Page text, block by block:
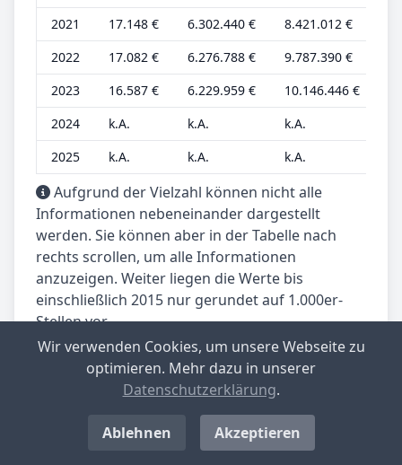
2021
17.148 € 6.302.440 € 8.421.012 €
2022
17.082 € 6.276.788 € 9.787.390 €
2023
16.587 € 6.229.959 € 10.146.446 €
2024
k.A. k.A. k.A.
2025
k.A. k.A. k.A.
Aufgrund der Vielzahl können nicht alle
Informationen nebeneinander dargestellt
werden. Sie können aber in der Tabelle nach
rechts scrollen, um alle Informationen
anzuzeigen. Weiter liegen die Werte bis
einschließlich 2015 nur gerundet auf 1.000er-
Stellen vor.
Dieser Beitrag wird betreut von:
Matthias Kühn, Data-Analyst
Wir verwenden Cookies, um unsere Webseite zu
optimieren. Mehr dazu in unserer
Datenschutzerklärung.
Ablehnen Akzeptieren